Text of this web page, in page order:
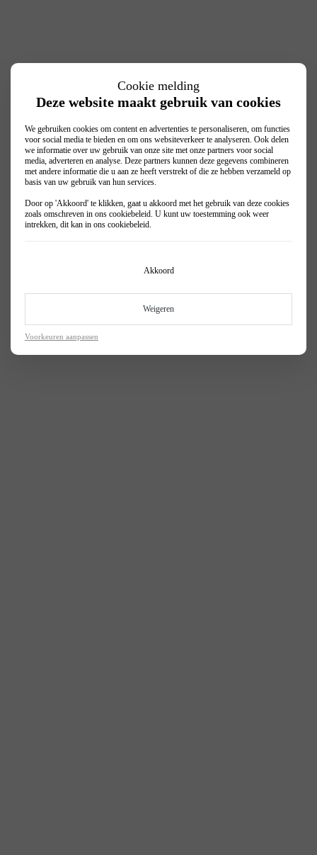
Cookie melding
Deze website maakt gebruik van cookies
We gebruiken cookies om content en advertenties te personaliseren, om functies
voor social media te bieden en om ons websiteverkeer te analyseren. Ook delen
we informatie over uw gebruik van onze site met onze partners voor social
media, adverteren en analyse. Deze partners kunnen deze gegevens combineren
met andere informatie die u aan ze heeft verstrekt of die ze hebben verzameld op
basis van uw gebruik van hun services.
Door op 'Akkoord' te klikken, gaat u akkoord met het gebruik van deze cookies
zoals omschreven in ons cookiebeleid. U kunt uw toestemming ook weer
intrekken, dit kan in ons cookiebeleid.
Akkoord
Weigeren
Voorkeuren aanpassen